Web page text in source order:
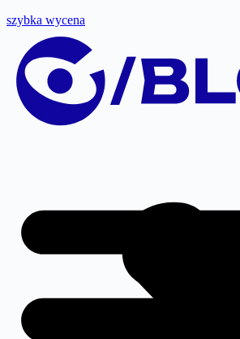
szybka wycena